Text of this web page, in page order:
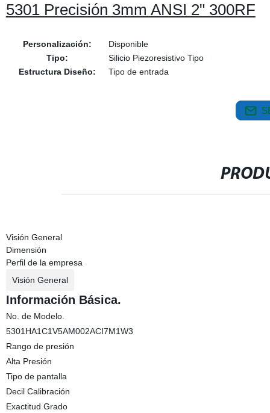
5301 Precisión 3mm ANSI 2" 300RF
Personalización:
Disponible
Tipo:
Silicio Piezoresistivo Tipo
Estructura Diseño:
Tipo de entrada
Visión General
Dimensión
Perfil de la empresa
Visión General
Información Básica.
No. de Modelo.
5301HA1C1V5AM002ACI7M1W3
Rango de presión
Alta Presión
Tipo de pantalla
Decil Calibración
Exactitud Grado